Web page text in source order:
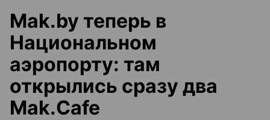
Mak.by теперь в
Национальном
аэропорту: там
открылись сразу два
Mak.Cafe